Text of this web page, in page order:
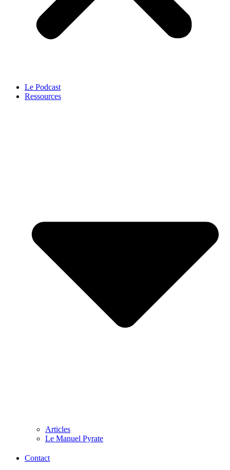
Le Podcast
Ressources
Articles
Le Manuel Pyrate
Contact